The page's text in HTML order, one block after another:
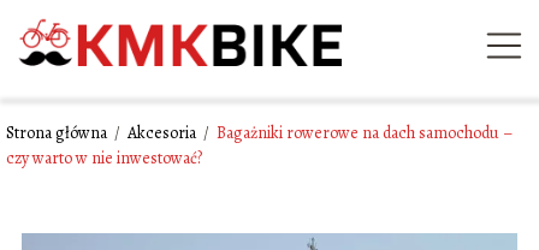
Strona główna /Akcesoria / Bagażniki rowerowe na dach samochodu –
czy warto w nie inwestować?